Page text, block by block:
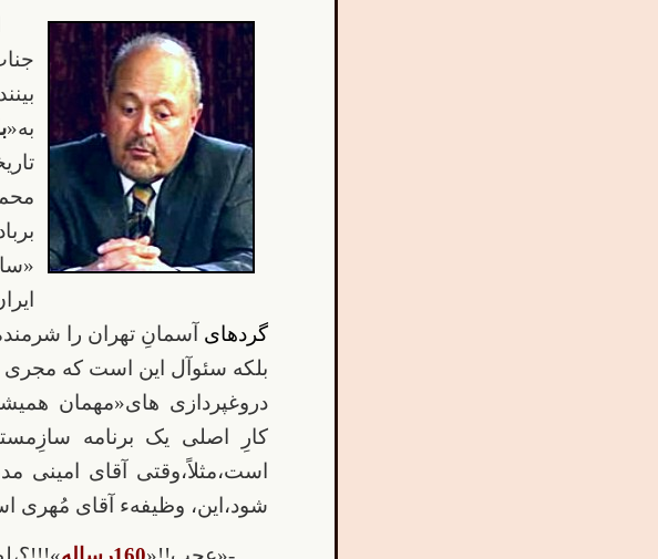
به«
گردهای آسمانِ تهران را
بلکه سئوآل این است که مجری
دروغپردازی های«مهمان
کارِ اصلی یک برنامه
است،مثلاً،وقتی آقای امینی
شود،این، وظیفهء آقای مُهری